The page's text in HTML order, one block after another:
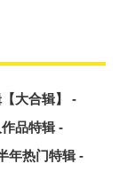
大合辑】 -
品特辑 -
年热门特辑 -